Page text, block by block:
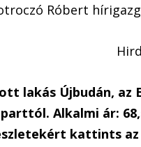
Róbert
lakás Újbudán, az
Alkalmi ár:
kattints